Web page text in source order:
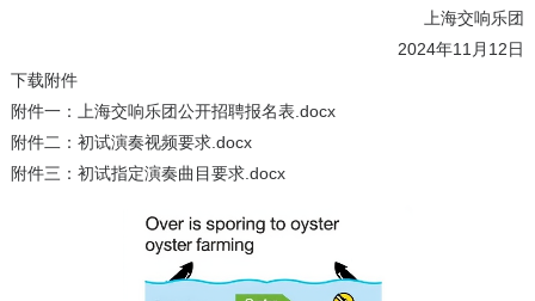
上海交响乐团
2024年11月12日
下载附件
附件一：上海交响乐团公开招聘报名表.docx
附件二：初试演奏视频要求.docx
附件三：初试指定演奏曲目要求.docx